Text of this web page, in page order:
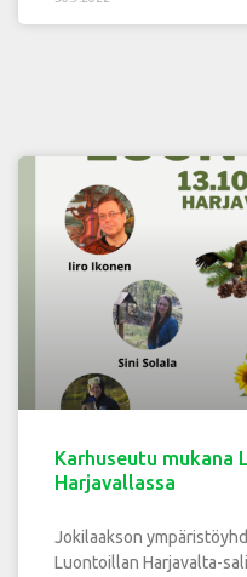
Karhuseutu mukana
Harjavallassa
Jokilaakson
Luontoillan Harjavalta-